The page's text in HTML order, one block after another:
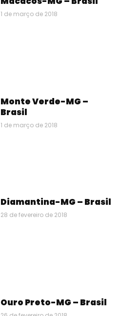
1 de março de 2018
Monte Verde-MG –
Brasil
1 de março de 2018
Diamantina-MG – Brasil
28 de fevereiro de 2018
Ouro Preto-MG – Brasil